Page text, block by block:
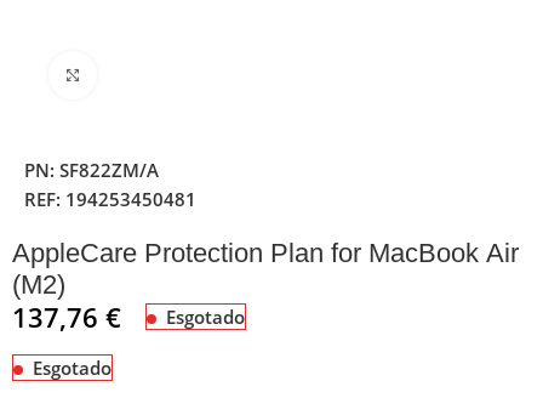
PN:SF822ZM/A
REF: 194253450481
AppleCare Protection Plan for MacBook Air
(M2)
137,76€ Esgotado
Esgotado